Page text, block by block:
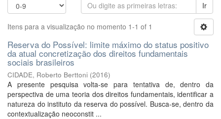
Ir
Itens para a visualização no momento 1-1 of 1
Reserva do Possível: limite máximo do status positivo
da atual concretização dos direitos fundamentais
sociais brasileiros
CIDADE, Roberto Berttoni (2016)
A presente pesquisa volta-se para tentativa de, dentro da
perspectiva de uma teoria dos direitos fundamentais, identificar a
natureza do instituto da reserva do possível. Busca-se, dentro da
contextualização neoconstit ...